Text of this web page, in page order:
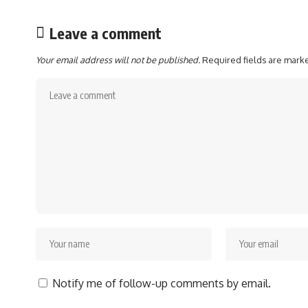
Leave a comment
Your email address will not be published.Required fields are
Notify me of follow-up comments by email.